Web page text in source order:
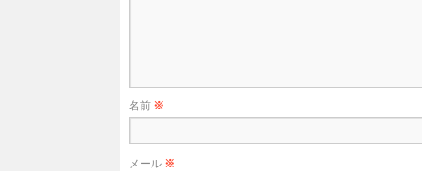
名前 ※
メール ※